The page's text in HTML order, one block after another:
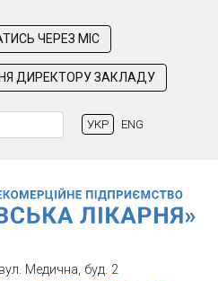
ЧЕРЕЗ МІС
ДИРЕКТОРУ ЗАКЛАДУ
УКР ENG
Медична, буд. 2